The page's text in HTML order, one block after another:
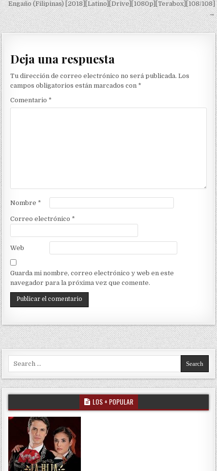
Engaño (Filipinas) [2018][Latino][Drive][1080p][Terabox][108/108]
→
Deja una respuesta
Tu dirección de correo electrónico no será publicada. Los
campos obligatorios están marcados con *
Comentario *
Nombre *
Correo electrónico *
Web
Guarda mi nombre, correo electrónico y web en este
navegador para la próxima vez que comente.
LOS + POPULAR